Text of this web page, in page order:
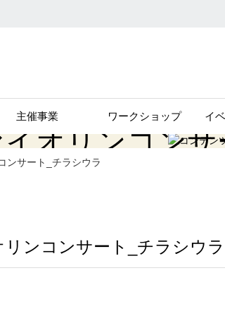
館
主催事業 ワークショップ イ
オリンコン
ンサート_チラシウラ
ンコンサート_チラシウラ